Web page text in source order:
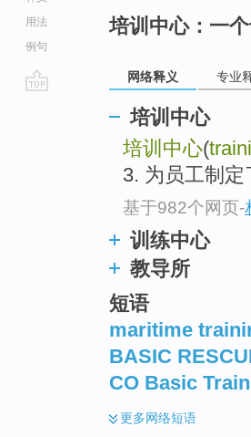
用法
例句
培训中心：一
网络释义 专业
培训中心
培训中心(
3. 为员工制
基于982个网页-
训练中心
教导所
短语
maritime
BASIC
CO Basic
更多网络短语